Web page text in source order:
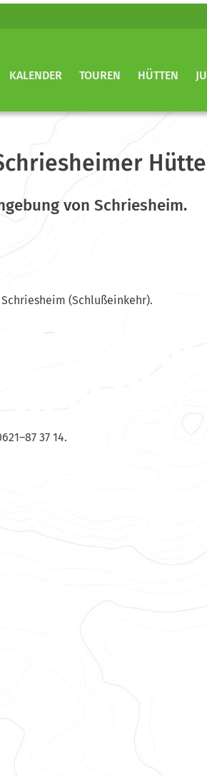
KALENDER TOUREN HÜTTEN
Hütte
von Schriesheim.
(Schlußeinkehr).
37 14.